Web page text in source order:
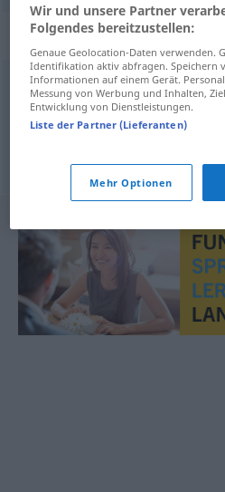
Synonyme für
bissig,zynisch,beißend,
sarkastisch,spitz,ätzend,
© OpenThesaurus.de
Wir und unsere Partner
Folgendes bereitzustellen:
Genaue Geolocation-Daten verwenden.
Identifikation aktiv abfragen.
Informationen auf einem Gerät.
Messung von Werbung und Inhalten,
Entwicklung von Dienstleistungen.
Liste der Partner (Lieferanten)
Mehr Optionen